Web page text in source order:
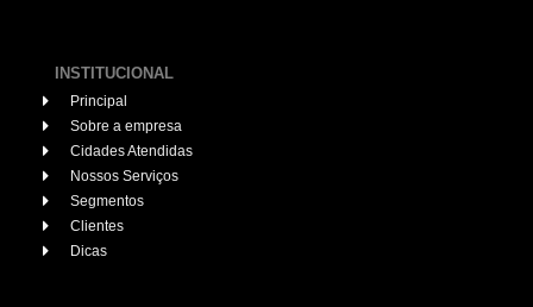
INSTITUCIONAL
Principal
Sobre a empresa
Cidades Atendidas
Nossos Serviços
Segmentos
Clientes
Dicas